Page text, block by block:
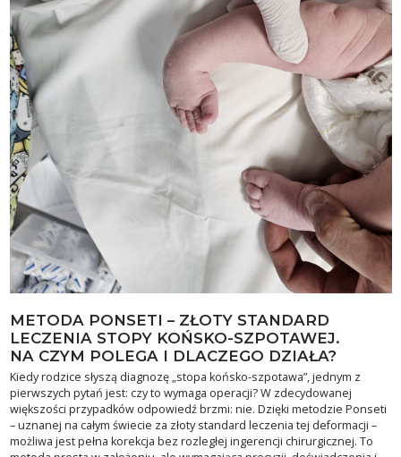
METODA PONSETI – ZŁOTY STANDARD
LECZENIA STOPY KOŃSKO-SZPOTAWEJ.
NA CZYM POLEGA I DLACZEGO DZIAŁA?
Kiedy rodzice słyszą diagnozę „stopa końsko-szpotawa”, jednym z
pierwszych pytań jest: czy to wymaga operacji? W zdecydowanej
większości przypadków odpowiedź brzmi: nie. Dzięki metodzie Ponseti
– uznanej na całym świecie za złoty standard leczenia tej deformacji –
możliwa jest pełna korekcja bez rozległej ingerencji chirurgicznej. To